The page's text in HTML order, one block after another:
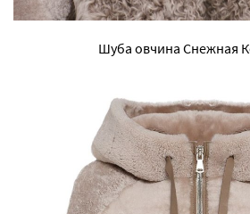
Шуба овчина Снежная